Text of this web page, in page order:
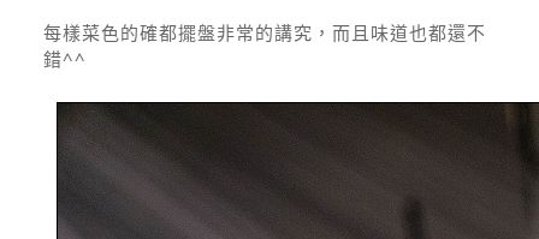
每樣菜色的確都擺盤非常的講究，而且味道也都還不
錯^^